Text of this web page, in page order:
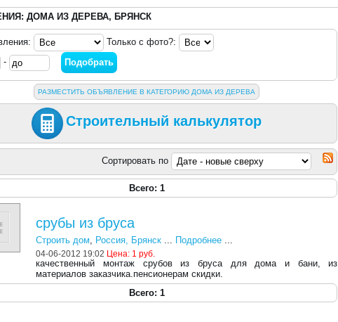
ДОМА ИЗ ДЕРЕВА, БРЯНСК
Только с фото?:
-
РАЗМЕСТИТЬ ОБЪЯВЛЕНИЕ В КАТЕГОРИЮ ДОМА ИЗ ДЕРЕВА
Строительный калькулятор
Сортировать по
Всего: 1
срубы из бруса
Строить дом, Россия, Брянск ... Подробнее ...
04-06-2012 19:02 Цена: 1 руб.
качественный монтаж срубов из бруса для дома и бани, из
материалов заказчика.пенсионерам скидки.
Всего: 1